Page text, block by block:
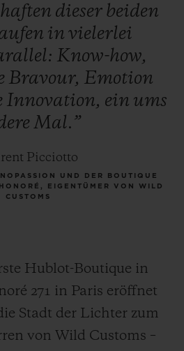
dieser beiden
in vielerlei
Know-how,
Bravour, Emotion
Innovation, ein ums
Mal.”
Picciotto
UND DER BOUTIQUE
EIGENTÜMER VON WILD
CUSTOMS
Hublot-Boutique in
271 in Paris eröffnet
Stadt der Lichter zum
von Wild Customs –